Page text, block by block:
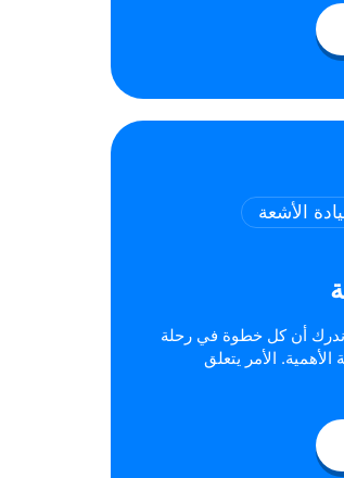
الأشعة
أن كل خطوة في رحلة
الأمر يتعلق